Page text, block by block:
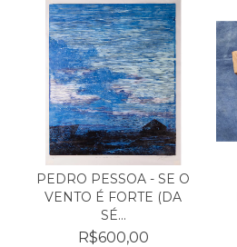
PEDRO PESSOA - SE O
VENTO É FORTE (DA
SÉ...
R$600,00